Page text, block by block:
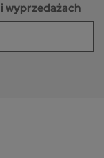
wyprzedażach